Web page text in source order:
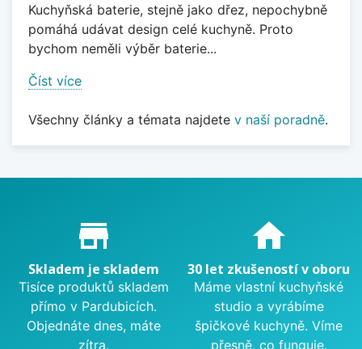
Kuchyňská baterie, stejně jako dřez, nepochybně
pomáhá udávat design celé kuchyně. Proto
bychom neměli výběr baterie...
Číst více
Všechny články a témata najdete v naší poradně.
Proč nakupovat u nás?
store_mall_directory
Skladem je skladem
Tisíce produktů skladem
přímo v Pardubicích.
Objednáte dnes, máte
zítra.
home
30 let zkušeností v oboru
Máme vlastní kuchyňské
studio a vyrábíme
špičkové kuchyně. Víme
přesně, co funguje.